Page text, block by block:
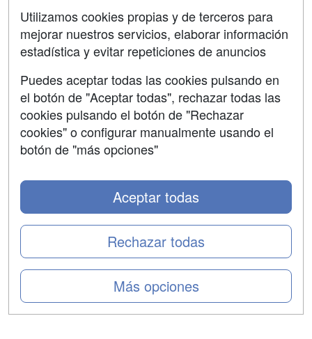
Contactar
Confidencialidad
Aviso legal
Copyleft
Utilizamos cookies propias y de terceros para
mejorar nuestros servicios, elaborar información
estadística y evitar repeticiones de anuncios
Puedes aceptar todas las cookies pulsando en
el botón de "Aceptar todas", rechazar todas las
cookies pulsando el botón de "Rechazar
cookies" o configurar manualmente usando el
botón de "más opciones"
Más opciones
Rechazar todas
Aceptar todas